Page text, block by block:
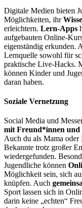
Digitale Medien bieten
Möglichkeiten, ihr
erleichtern. Lern-Apps
aufgebauten Online-
eigenständig erkunden.
Lernquelle sowohl für
praktische Live-Hacks.
können Kinder und
daran haben.
Soziale Vernetzung
Social Media und
mit Freund*innen und
Auch du als Mama oder
Bekannte trotz großer
wiedergefunden.
Jugendliche können
Möglichkeit sein, sich
knüpfen. Auch
Sport lassen sich in
darin keine „echten“